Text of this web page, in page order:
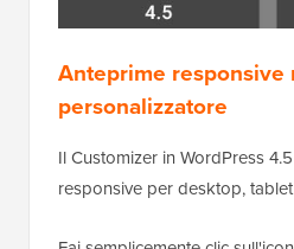
Anteprime responsive
personalizzatore
Il Customizer in WordPress
responsive per desktop,